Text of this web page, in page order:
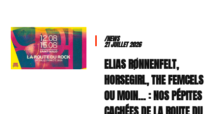
/NEWS
21 JUILLET 2026
ELIAS RØNNENFELT,
HORSEGIRL, THE FEMCELS
OU MOIN… : NOS PÉPITES